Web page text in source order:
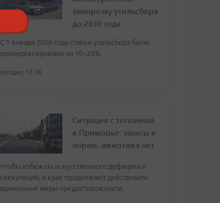
заморозку утильсбора
до 2030 года
С 1 января 2026 года ставки утильсбора были
проиндексированы на 10–20%
сегодня, 17:28
Ситуация с топливом
в Приморье: запасы в
норме, ажиотажа нет
Чтобы избежать искусственного дефицита и
спекуляций, в крае продолжают действовать
временные меры предосторожности